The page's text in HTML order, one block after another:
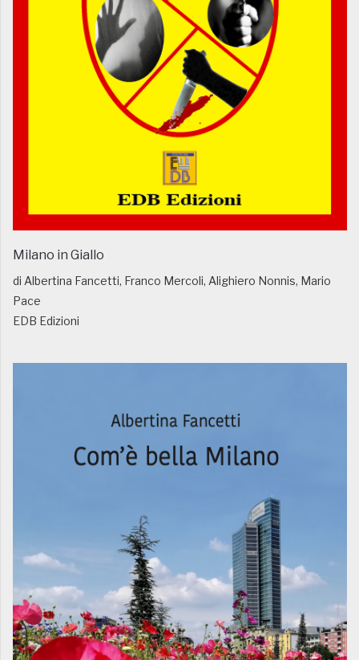
Milano in Giallo
di Albertina Fancetti, Franco Mercoli, Alighiero Nonnis, Mario
Pace
EDB Edizioni